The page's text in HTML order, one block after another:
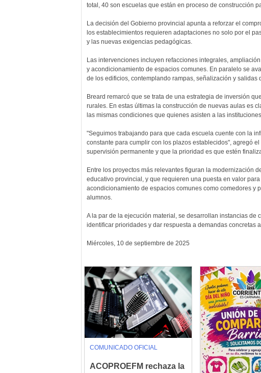
total, 40 son escuelas que están en proceso de construcción
La decisión del Gobierno provincial apunta a reforzar el
los establecimientos requieren adaptaciones no solo por el
y las nuevas exigencias pedagógicas.
Las intervenciones incluyen refacciones integrales,
y acondicionamiento de espacios comunes. En paralelo se
de los edificios, contemplando rampas, señalización y salidas
Breard remarcó que se trata de una estrategia de inversión
rurales. En estas últimas la construcción de nuevas aulas es
las mismas condiciones que quienes asisten a las
"Seguimos trabajando para que cada escuela cuente con la
constante para cumplir con los plazos establecidos", agregó
supervisión permanente y que la prioridad es que estén
Entre los proyectos más relevantes figuran la modernización
educativo provincial, y que requieren una puesta en valor
acondicionamiento de espacios comunes como comedores y
alumnos.
A la par de la ejecución material, se desarrollan instancias
identificar prioridades y dar respuesta a demandas concretas
Miércoles, 10 de septiembre de 2025
COMUNICADO OFICIAL
ACOPROEFM rechaza la